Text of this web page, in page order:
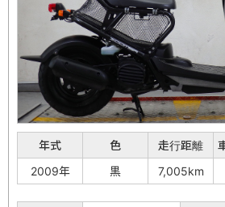
年式 色 走行距離
2009年
黒 7,005km